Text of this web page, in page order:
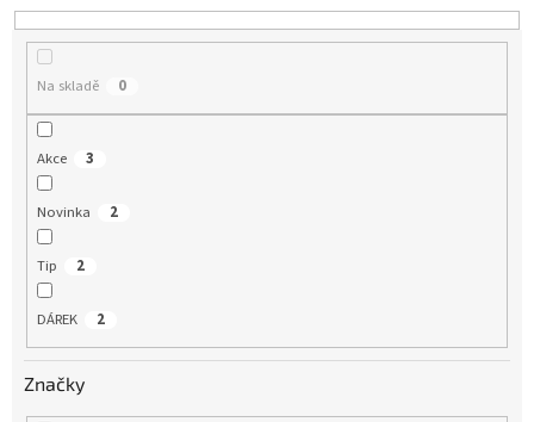
o
Na skladě 0
Akce 3
Novinka 2
Tip 2
DÁREK 2
Značky